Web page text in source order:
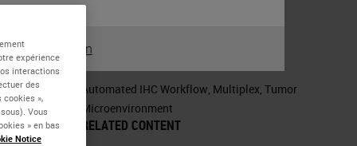
Non
RELATED TAGS AND TOPICS
Automated IHC Workflow, Multiplex, Tumor
Microenvironment
RELATED CONTENT
expérience
interactions
des
cookies »,
Vous
» en bas
Notice